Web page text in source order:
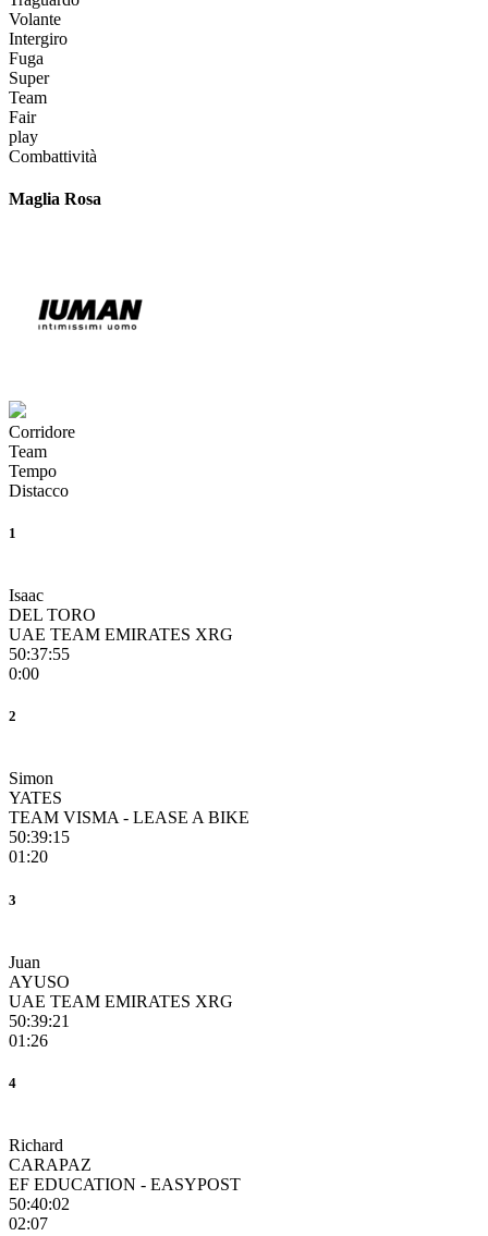
Volante
Intergiro
Fuga
Super
Team
Fair
play
Combattività
Maglia Rosa
Corridore
Team
Tempo
Distacco
1
Isaac
DEL TORO
UAE TEAM EMIRATES XRG
50:37:55
0:00
2
Simon
YATES
TEAM VISMA - LEASE A BIKE
50:39:15
01:20
3
Juan
AYUSO
UAE TEAM EMIRATES XRG
50:39:21
01:26
4
Richard
CARAPAZ
EF EDUCATION - EASYPOST
50:40:02
02:07